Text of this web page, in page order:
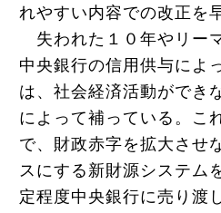
れやすい内容での改正を
失われた１０年やリー
中央銀行の信用供与によ
は、社会経済活動ができ
によって補っている。こ
で、財政赤字を拡大させ
スにする新財源システム
定程度中央銀行に売り渡